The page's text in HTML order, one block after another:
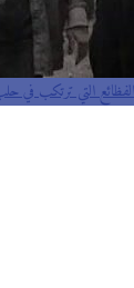
التي ترتكب في حلب